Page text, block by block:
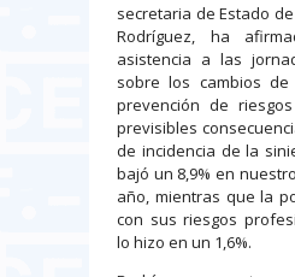
secretaria de Estado
Rodríguez, ha
asistencia a las
sobre los cambios
prevención de
previsibles
de incidencia de la
bajó un 8,9% en
año, mientras que la
con sus riesgos
lo hizo en un 1,6%.